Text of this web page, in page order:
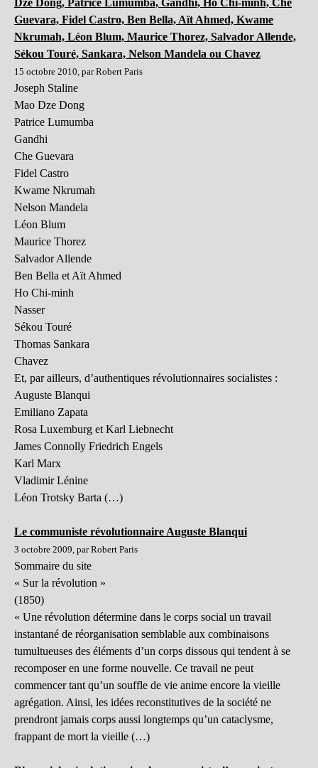
Dze Dong, Patrice Lumumba, Gandhi, Ho Chi-minh, Che
Guevara, Fidel Castro, Ben Bella, Aït Ahmed, Kwame
Nkrumah, Léon Blum, Maurice Thorez, Salvador Allende,
Sékou Touré, Sankara, Nelson Mandela ou Chavez
15 octobre 2010, par Robert Paris
Joseph Staline
Mao Dze Dong
Patrice Lumumba
Gandhi
Che Guevara
Fidel Castro
Kwame Nkrumah
Nelson Mandela
Léon Blum
Maurice Thorez
Salvador Allende
Ben Bella et Aït Ahmed
Ho Chi-minh
Nasser
Sékou Touré
Thomas Sankara
Chavez
Et, par ailleurs, d’authentiques révolutionnaires socialistes :
Auguste Blanqui
Emiliano Zapata
Rosa Luxemburg et Karl Liebnecht
James Connolly Friedrich Engels
Karl Marx
Vladimir Lénine
Léon Trotsky Barta (…)
Le communiste révolutionnaire Auguste Blanqui
3 octobre 2009, par Robert Paris
Sommaire du site
« Sur la révolution »
(1850)
« Une révolution détermine dans le corps social un travail
instantané de réorganisation semblable aux combinaisons
tumultueuses des éléments d’un corps dissous qui tendent à se
recomposer en une forme nouvelle. Ce travail ne peut
commencer tant qu’un souffle de vie anime encore la vieille
agrégation. Ainsi, les idées reconstitutives de la société ne
prendront jamais corps aussi longtemps qu’un cataclysme,
frappant de mort la vieille (…)